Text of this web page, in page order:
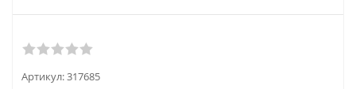
Артикул:317685